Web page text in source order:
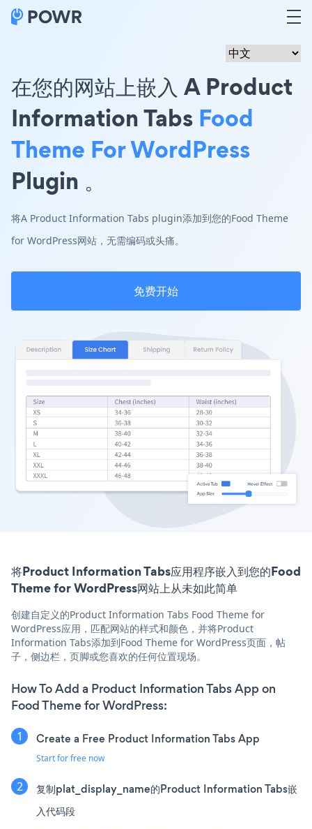
在您的网站上嵌入 A Product
Information Tabs Food
Theme For WordPress
Plugin 。
将A Product Information Tabs plugin添加到您的Food Theme
for WordPress网站，无需编码或头痛。
免费开始
将Product Information Tabs应用程序嵌入到您的Food
Theme for WordPress网站上从未如此简单
创建自定义的Product Information Tabs Food Theme for
WordPress应用，匹配网站的样式和颜色，并将Product
Information Tabs添加到Food Theme for WordPress页面，帖
子，侧边栏，页脚或您喜欢的任何位置现场。
How To Add a Product Information Tabs App on
Food Theme for WordPress:
Create a Free Product Information Tabs App
Start for free now
复制plat_display_name的Product Information Tabs嵌
入代码段